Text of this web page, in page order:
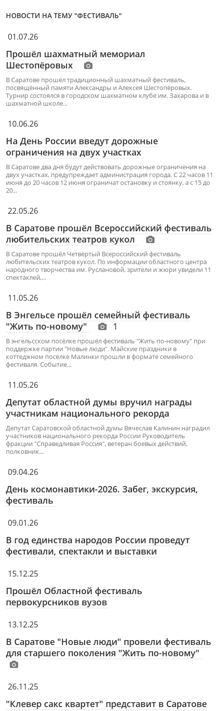
НОВОСТИ НА ТЕМУ "ФЕСТИВАЛЬ"
01.07.26
Прошёл шахматный мемориал
Шестопёровых
В Саратове прошёл традиционный шахматный фестиваль,
посвящённый памяти Александры и Алексея Шестопёровых.
Турнир состоялся в городском шахматном клубе им. Захарова и в
шахматной школе...
10.06.26
На День России введут дорожные
ограничения на двух участках
В Саратове два дня будут действовать дорожные ограничения на
двух участках, предупреждает администрация города. С 22 часов 11
июня до 20 часов 12 июня ограничат остановку и стоянку, а с 15 до
20...
22.05.26
В Саратове прошёл Всероссийский фестиваль
любительских театров кукол
В Саратове прошёл Четвёртый Всероссийский фестиваль
любительских театров кукол. По информации областного центра
народного творчества им. Руслановой, зрители и жюри увидели 11
спектаклей,...
11.05.26
В Энгельсе прошёл семейный фестиваль
"Жить по-новому"
1
В энгельсском посёлке прошёл фестиваль "Жить по-новому" при
поддержке партии "Новые люди". Майские праздники в
коттеджном посёлке Малинки прошли в формате семейного
фестиваля. Событие...
11.05.26
Депутат областной думы вручил награды
участникам национального рекорда
Депутат Саратовской областной думы Вячеслав Калинин наградил
участников национального рекорда России Руководитель
фракции "Справедливая Россия", ветеран боевых действий,
полковник...
09.04.26
День космонавтики-2026. Забег, экскурсия,
фестиваль
09.01.26
В год единства народов России проведут
фестивали, спектакли и выставки
15.12.25
Прошёл Областной фестиваль
первокурсников вузов
13.12.25
В Саратове "Новые люди" провели фестиваль
для старшего поколения "Жить по-новому"
26.11.25
"Клевер сакс квартет" представит в Саратове